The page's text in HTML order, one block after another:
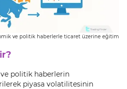
ve politik haberlerle ticaret üzerine eğitim
politik haberlerin
piyasa volatilitesinin